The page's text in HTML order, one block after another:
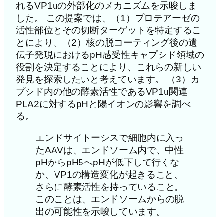
れるVP1uの外部化のメカニズムを示唆しま
した。 この提案では、（1）プロテアーゼの
活性部位とその切断ターゲットを特定するこ
とにより、（2）核の脱コーティング後の遺
伝子発現におけるpH感受性キャプシド領域の
役割を決定することにより、これらの新しい
発見を探索したいと考えています。 （3）カ
プシド内の他の酵素活性であるVP1u関連
PLA2に対するpHと陽イオンの影響を調べ
る。
エンドサイトーシスで細胞内に入っ
たAAVは、エンドソーム内で、中性
pHからpH5へpHが低下して行くな
か、VP1の構造変化が起きること、
さらに酵素活性を持っていること。
このことは、エンドソームからの脱
出の可能性を示唆しています。